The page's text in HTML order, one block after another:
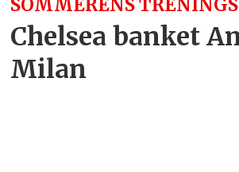
SOMMERENS
Chelsea banket
Milan